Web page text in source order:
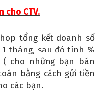
cho CTV.
tổng kết doanh số
tháng, sau đó tính %
( cho những bạn bán
bằng cách gửi tiền
các bạn.